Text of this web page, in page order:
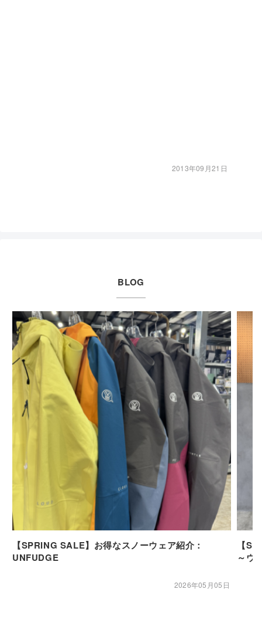
2013年09月21日
BLOG
【SPRING SALE】お得なスノーウェア紹介：
UNFUDGE
2026年05月05日
【
～ウ